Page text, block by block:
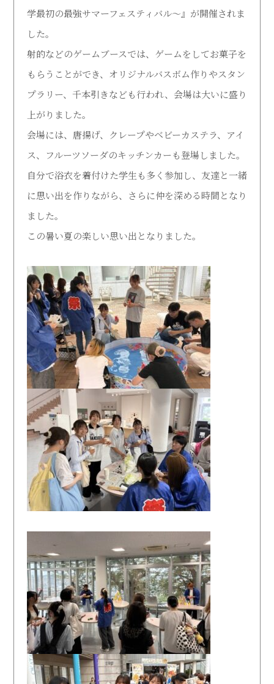
オープンキャンパス
Open Campus
Admission
受験生の方 在学生の方
卒業生の方 地域・企業・園の方
学最初の最強サマーフェスティバル～』が開催されま
した。
射的などのゲームブースでは、ゲームをしてお菓子を
もらうことができ、オリジナルバスボム作りやスタン
プラリー、千本引きなども行われ、会場は大いに盛り
上がりました。
会場には、唐揚げ、クレープやベビーカステラ、アイ
ス、フルーツソーダのキッチンカーも登場しました。
自分で浴衣を着付けた学生も多く参加し、友達と一緒
に思い出を作りながら、さらに仲を深める時間となり
ました。
この暑い夏の楽しい思い出となりました。